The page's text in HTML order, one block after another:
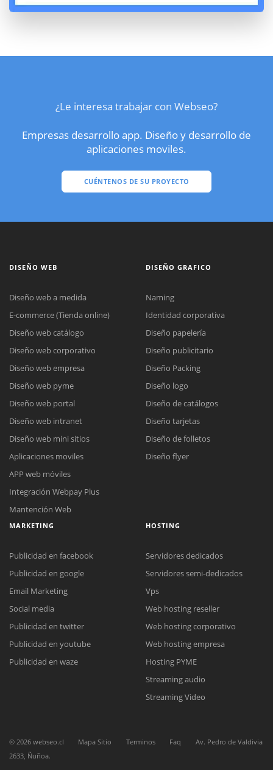
¿Le interesa trabajar con Webseo?
Empresas desarrollo app. Diseño y desarrollo de
aplicaciones moviles.
CUÉNTENOS DE SU PROYECTO
Reunión online
Nuestros ejecutivos le enviarán un correo electrónico con el enlace a
Meet para la reunión online.
Cotización
Chat Online
Todos nuestros ejecutivos están fuera de línea. Complete el formulario
DISEÑO WEB
Diseño web a medida
E-commerce (Tienda online)
Diseño web catálogo
Diseño web corporativo
Diseño web empresa
Diseño web pyme
Diseño web portal
Diseño web intranet
Diseño web mini sitios
Aplicaciones moviles
APP web móviles
Integración Webpay Plus
Mantención Web
DISEÑO GRAFICO
Naming
Identidad corporativa
Diseño papelería
Diseño publicitario
Diseño Packing
Diseño logo
Diseño de catálogos
Diseño tarjetas
Diseño de folletos
Diseño flyer
MARKETING
Publicidad en facebook
Publicidad en google
Email Marketing
Social media
Publicidad en twitter
Publicidad en youtube
Publicidad en waze
HOSTING
Servidores dedicados
Servidores semi-dedicados
Vps
Web hosting reseller
Web hosting corporativo
Web hosting empresa
Hosting PYME
Streaming audio
Streaming Video
© 2026 webseo.cl Mapa Sitio Terminos Faq
Av. Pedro de Valdivia
2633, Ñuñoa.